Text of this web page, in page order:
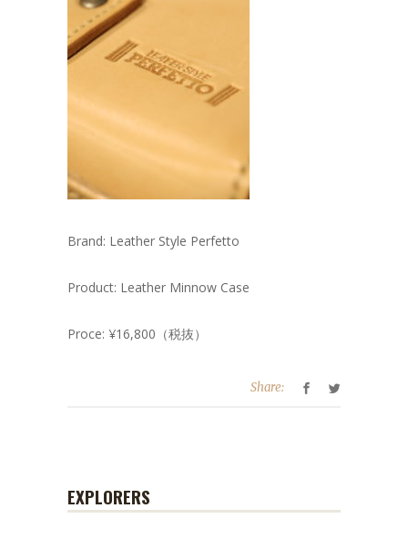
Brand: Leather Style Perfetto
Product: Leather Minnow Case
Proce: ¥16,800（税抜）
Share:
EXPLORERS